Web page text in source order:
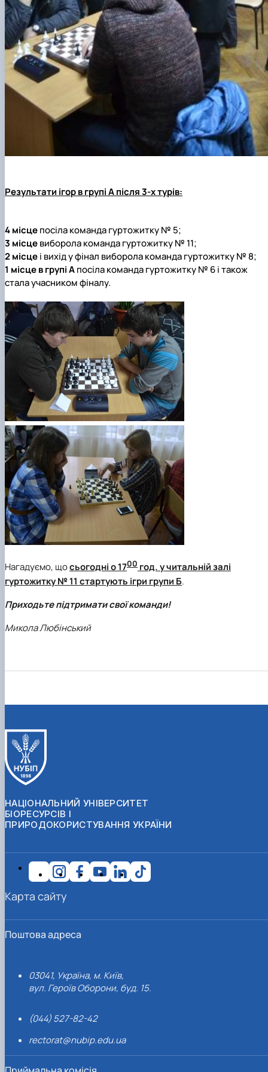
Результати ігорв групі Апісля 3-х турів:
4 місцепосіла команда гуртожитку № 5;
3 місцевиборола команда гуртожитку № 11;
2 місцеі вихід у фінал виборола команда гуртожитку № 8;
1 місцев групі Апосіла команда гуртожитку № 6 і також
стала учасником фіналу.
Нагадуємо, щосьогодні о 1700 год. у читальній залі
гуртожитку № 11 стартують ігри групи Б.
Приходьте підтримати свої команди!
Микола Любінський
НАЦІОНАЛЬНИЙ УНІВЕРСИТЕТ
БІОРЕСУРСІВ І
ПРИРОДОКОРИСТУВАННЯ УКРАЇНИ
Поштова адреса
03041, Україна, м. Київ,
вул. Героїв Оборони, буд. 15.
(044) 527-82-42
rectorat@nubip.edu.ua
Карта сайту